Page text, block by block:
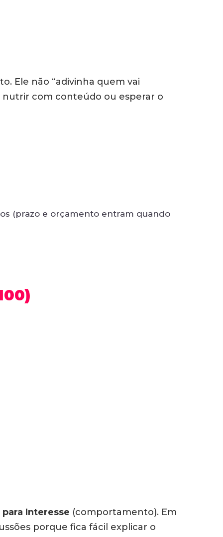
Ele não “adivinha quem vai
nutrir com conteúdo ou esperar o
(prazo e orçamento entram quando
para Interesse (comportamento). Em
porque fica fácil explicar o